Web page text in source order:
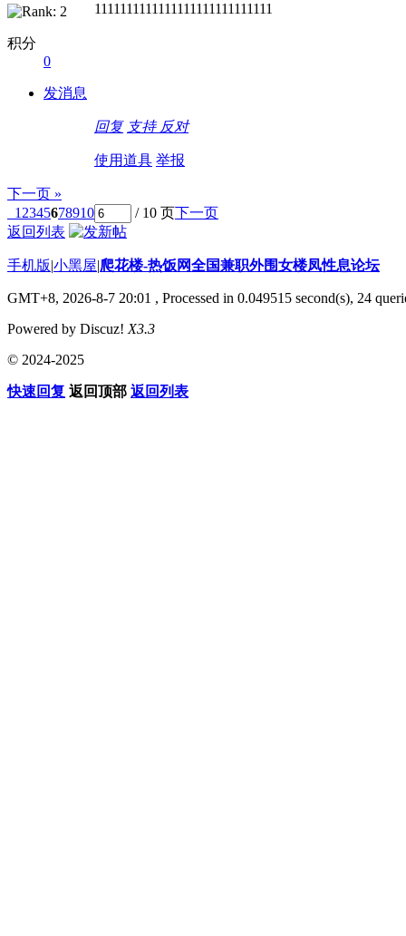
积分
0
发消息
1111111111111111111111111111
回复 支持 反对
使用道具 举报
下一页 »
1 2345678910 / 10 页下一页
返回列表
手机版|小黑屋|爬花楼-热饭网全国兼职外围女楼凤性息论坛
GMT+8, 2026-8-7 20:01 , Processed in 0.049515 second(s), 24
Powered by Discuz! X3.3
© 2024-2025
快速回复 返回顶部 返回列表